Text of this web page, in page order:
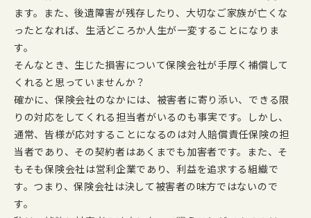
ます。また、後遺障害が残存したり、大切なご家族が亡くな
ったとなれば、生活どころか人生が一変することになりま
す。
そんなとき、生じた損害について保険会社が手厚く補償して
くれると思っていませんか？
確かに、保険会社のなかには、被害者に寄り添い、できる限
りの対応をしてくれる担当者がいるのも事実です。しかし、
通常、皆様が応対することになるのは対人賠償責任保険の担
当者であり、その契約者はあくまでも加害者です。また、そ
もそも保険会社は営利企業であり、利益を追求する組織で
す。つまり、保険会社は決して被害者の味方ではないので
す。